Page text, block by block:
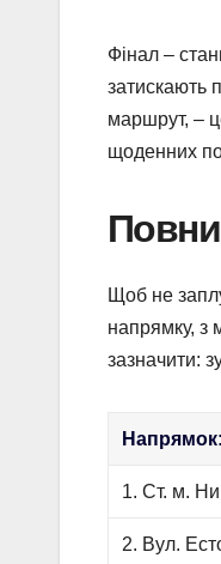
Фінал –
затискають
маршрут, –
щоденних
Щоб не
напрямку, з
зазначити:
1. Ст. м.
2. Вул.